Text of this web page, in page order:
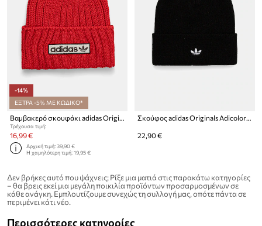
-14%
ΕΞΤΡΑ -5% ΜΕ ΚΩΔΙΚΟ*
Βαμβακερό σκουφάκι adidas Originals
Τρέχουσα τιμή:
16,99 €
Αρχική τιμή:39,90 €
Η χαμηλότερη τιμή:19,95 €
Σκούφος adidas Originals Adicolor Cuff
22,90 €
Δεν βρήκες αυτό που ψάχνεις; Ρίξε μια ματιά στις παρακάτω κατηγορίες
– θα βρεις εκεί μια μεγάλη ποικιλία προϊόντων προσαρμοσμένων σε
κάθε ανάγκη. Εμπλουτίζουμε συνεχώς τη συλλογή μας, οπότε πάντα σε
περιμένει κάτι νέο.
Περισσότερες κατηγορίες